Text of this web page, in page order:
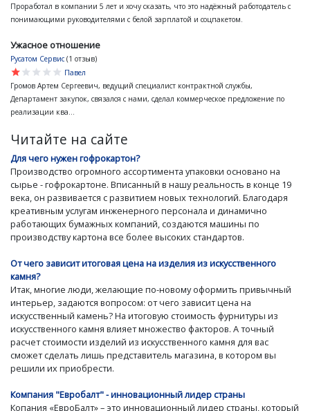
Проработал в компании 5 лет и хочу сказать, что это надёжный работодатель с
понимающими руководителями с белой зарплатой и соцпакетом.
Ужасное отношение
Русатом Сервис (1 отзыв)
star
star
star
star
star
Павел
Громов Артем Сергеевич, ведущий специалист контрактной службы,
Департамент закупок, связался с нами, сделал коммерческое предложение по
реализации ква...
Читайте на сайте
Для чего нужен гофрокартон?
Производство огромного ассортимента упаковки основано на
сырье - гофрокартоне. Вписанный в нашу реальность в конце 19
века, он развивается с развитием новых технологий. Благодаря
креативным услугам инженерного персонала и динамично
работающих бумажных компаний, создаются машины по
производству картона все более высоких стандартов.
От чего зависит итоговая цена на изделия из искусственного
камня?
Итак, многие люди, желающие по-новому оформить привычный
интерьер, задаются вопросом: от чего зависит цена на
искусственный камень? На итоговую стоимость фурнитуры из
искусственного камня влияет множество факторов. А точный
расчет стоимости изделий из искусственного камня для вас
сможет сделать лишь представитель магазина, в котором вы
решили их приобрести.
Компания "Евробалт" - инновационный лидер страны
Копания «ЕвроБалт» – это инновационный лидер страны, который